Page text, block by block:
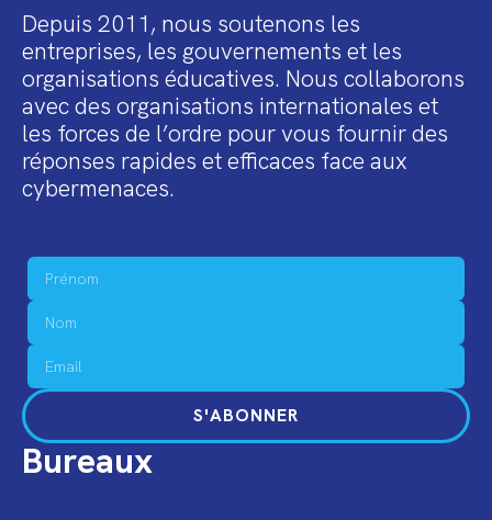
Depuis 2011, nous soutenons les
entreprises, les gouvernements et les
organisations éducatives. Nous collaborons
avec des organisations internationales et
les forces de l’ordre pour vous fournir des
réponses rapides et efficaces face aux
cybermenaces.
S'ABONNER
Bureaux